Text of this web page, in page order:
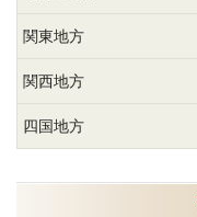
関東地方
関西地方
四国地方